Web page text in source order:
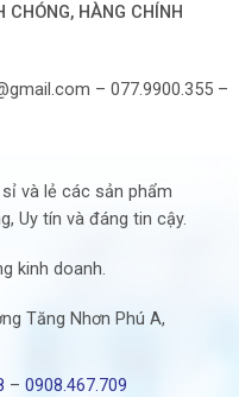
CHÓNG, HÀNG CHÍNH
– 077.9900.355 –
và lẻ các sản phẩm
Uy tín và đáng tin cậy.
kinh doanh.
Tăng Nhơn Phú A,
– 0908.467.709